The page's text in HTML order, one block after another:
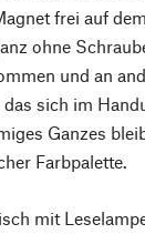
frei auf
ohne
und an
das sich im
Ganzes
Farbpalette.
mit